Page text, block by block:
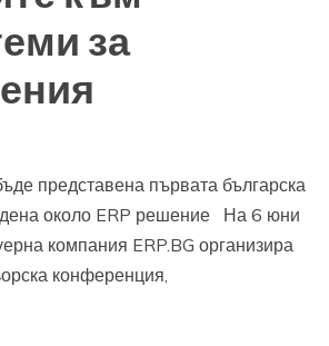
за
представена първата българска
около ERP решение На 6 юни
компания ERP.BG организира
конференция,